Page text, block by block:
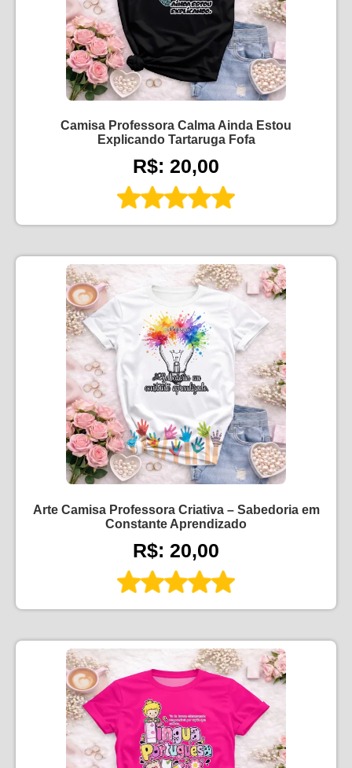
Camisa Professora Calma Ainda Estou
Explicando Tartaruga Fofa
R$: 20,00
Arte Camisa Professora Criativa – Sabedoria em
Constante Aprendizado
R$: 20,00